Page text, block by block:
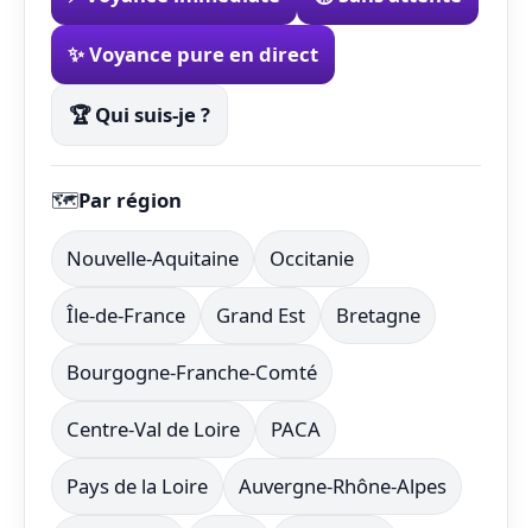
✨ Voyance pure en direct
🏆 Qui suis-je ?
🗺️Par région
Nouvelle-Aquitaine Occitanie
Île-de-France Grand Est Bretagne
Bourgogne-Franche-Comté
Centre-Val de Loire PACA
Pays de la Loire Auvergne-Rhône-Alpes